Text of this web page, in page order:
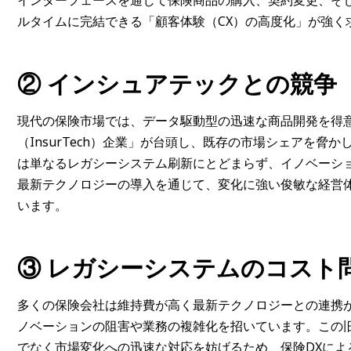
ルタイムに完結できる「顧客体験（CX）の高度化」が強
②インシュアテックとの競争
現代の保険市場では、データ駆動型の迅速な商品開発を
（InsurTech）企業」が台頭し、既存の市場シェアを脅
は単なるレガシーシステム刷新にとどまらず、イノベー
最新テクノロジーの導入を通じて、変化に強い俊敏な経
います。
③ レガシーシステムのコスト
多くの保険会社は維持費が高く最新テクノロジーとの連
ノベーションの阻害や業務の複雑化を招いています。こ
でなく市場変化への迅速な対応を妨げるため、保険DXに